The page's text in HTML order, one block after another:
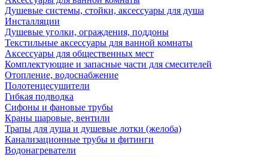
Душевые системы, стойки, аксессуары для душа
Инсталляции
Душевые уголки, ограждения, поддоны
Текстильные аксессуары для ванной комнаты
Аксессуары для общественных мест
Комплектующие и запасные части для смесителей
Отопление, водоснабжение
Полотенцесушители
Гибкая подводка
Сифоны и фановые трубы
Краны шаровые, вентили
Трапы для душа и душевые лотки (желоба)
Канализационные трубы и фитинги
Водонагреватели